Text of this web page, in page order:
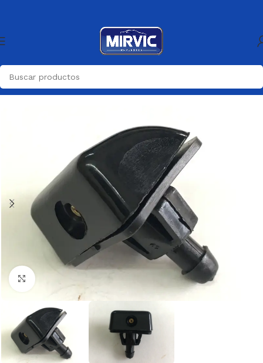
Deposito,pulverizador
Haga clic para ampliar